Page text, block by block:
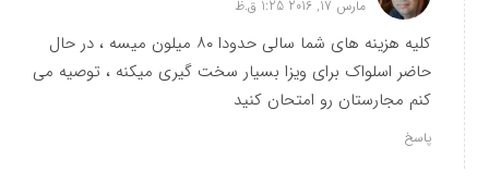
مارس 17, 2016 1:25 ق.ظ
کلیه هزینه های شما سالی حدودا ۸۰ میلون میسه ، در حال
حاضر اسلواک برای ویزا بسیار سخت گیری میکنه ، توصیه می
کنم مجارستان رو امتحان کنید
پاسخ